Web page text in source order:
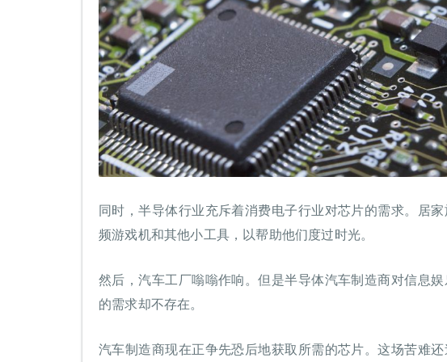
同时，半导体行业充斥着消费电子行业对芯片的需求。居
频游戏机和其他小工具，以帮助他们度过时光。
然后，汽车工厂嗡嗡作响。但是半导体汽车制造商对信息
的需求却不存在。
汽车制造商现在正争先恐后地获取所需的芯片。这场苦难